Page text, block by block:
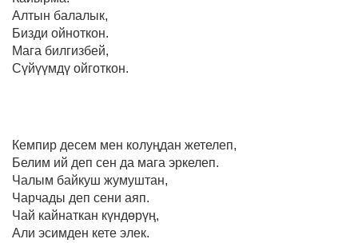
Алтын балалык,
Бизди ойноткон.
Мага билгизбей,
Сүйүүмдү ойготкон.
Кемпир десем мен колуңдан жетелеп,
Белим ий деп сен да мага эркелеп.
Чалым байкуш жумуштан,
Чарчады деп сени аяп.
Чай кайнаткан күндөрүң,
Али эсимден кете элек.